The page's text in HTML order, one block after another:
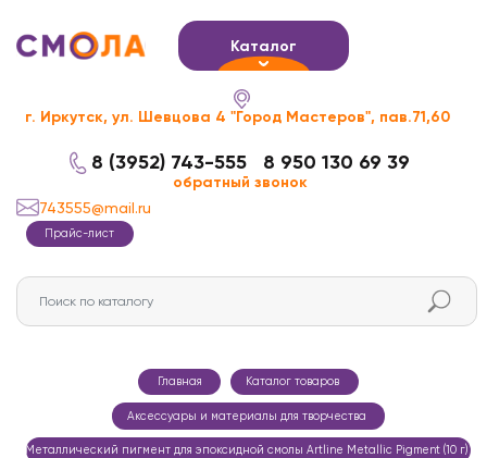
Каталог
г. Иркутск, ул. Шевцова 4 "Город Мастеров", пав.71,60
8 (3952) 743-555 8 950 130 69 39
обратный звонок
743555@mail.ru
Прайс-лист
Главная Каталог товаров
Аксессуары и материалы для творчества
Металлический пигмент для эпоксидной смолы Artline Metallic Pigment (10 г)